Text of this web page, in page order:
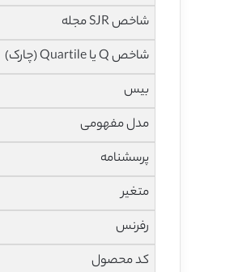
شاخص SJR مجله
شاخص Q یا Quartile (چارک)
بیس
مدل مفهومی
پرسشنامه
متغیر
رفرنس
کد محصول